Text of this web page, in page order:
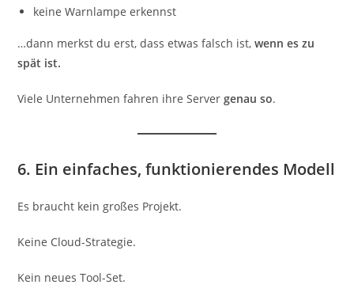
keine Warnlampe erkennst
…dann merkst du erst, dass etwas falsch ist,wenn es zu
spät ist.
Viele Unternehmen fahren ihre Servergenau so.
6. Ein einfaches, funktionierendes Modell
Es braucht kein großes Projekt.
Keine Cloud-Strategie.
Kein neues Tool-Set.